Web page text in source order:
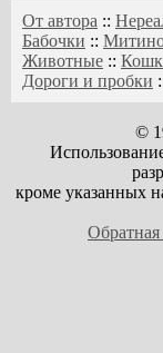
От автора ::
Бабочки ::
Животные ::
Дороги и пробки
©
кроме указанных
Обратная